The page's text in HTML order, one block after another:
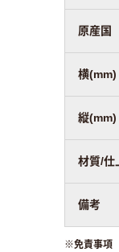
原産国
横(mm)
縦(mm)
材質/仕
備考
※免責事項